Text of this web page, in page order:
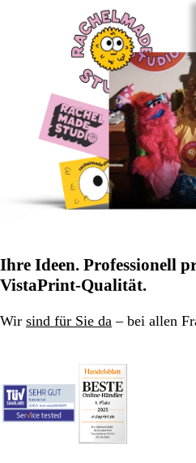
Ihre Ideen. Professionell
VistaPrint-Qualität.
Wir sind für Sie da – bei allen